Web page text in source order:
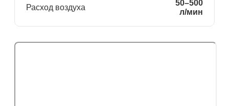
Расход воздуха
50–500
л/мин